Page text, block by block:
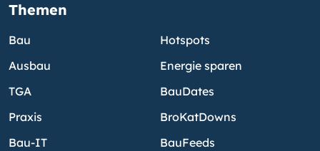
Themen
Bau
Ausbau
TGA
Praxis
Bau-IT
Hotspots
Energie sparen
BauDates
BroKatDowns
BauFeeds